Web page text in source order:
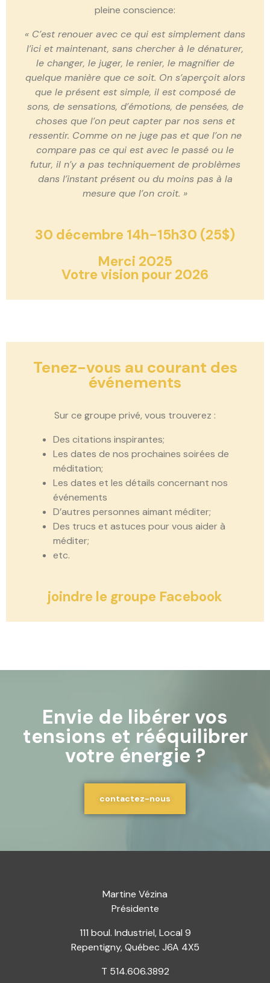
pleine conscience:
« C’est renouer avec ce qui est simplement dans
l’ici et maintenant, sans chercher à le dénaturer,
le changer, le juger, le renier, le magnifier de
quelque manière que ce soit. On s’aperçoit alors
que le présent est simple, il est composé de
sons, de sensations, d’émotions, de pensées, de
choses que l’on peut capter par nos sens et
ressentir. Comme on ne juge pas et que l’on ne
compare pas ce qui est avec le passé ou le
futur, il n’y a pas techniquement de problèmes
dans l’instant présent ou du moins pas à la
mesure que l’on croit. »
30 décembre 14h-15h30 (25$)
Merci 2025
Votre vision pour 2026
Tenez-vous au courant des
événements
Sur ce groupe privé, vous trouverez :
Des citations inspirantes;
Les dates de nos prochaines soirées de
méditation;
Les dates et les détails concernant nos
événements
D’autres personnes aimant méditer;
Des trucs et astuces pour vous aider à
méditer;
etc.
joindre le groupe Facebook
Envie de libérer vos
tensions et rééquilibrer
votre énergie ?
contactez-nous
Martine Vézina
Présidente
111 boul. Industriel, Local 9
Repentigny, Québec J6A 4X5
T 514.606.3892